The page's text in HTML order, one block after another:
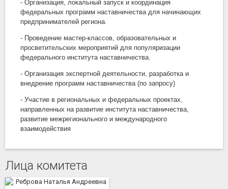
- Организация, локальный запуск и координация
федеральных программ наставничества для начинающих
предпринимателей региона.
- Проведение мастер-классов, образовательных и
просветительских мероприятий для популяризации
федерального института наставничества.
- Организация экспертной деятельности, разработка и
внедрение программ наставничества (по запросу)
- Участие в региональных и федеральных проектах,
направленных на развитие института наставничества,
развитие межрегионального и международного
взаимодействия
Лица комитета